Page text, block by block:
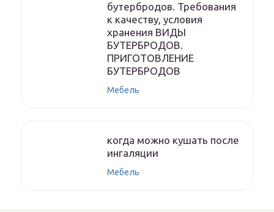
бутербродов. Требования
к качеству, условия
хранения ВИДЫ
БУТЕРБРОДОВ.
ПРИГОТОВЛЕНИЕ
БУТЕРБРОДОВ
Мебель
когда можно кушать после
ингаляции
Мебель